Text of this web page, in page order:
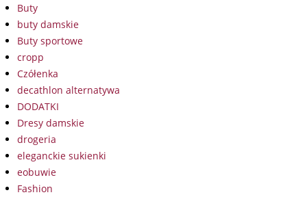
Buty
buty damskie
Buty sportowe
cropp
Czółenka
decathlon alternatywa
DODATKI
Dresy damskie
drogeria
eleganckie sukienki
eobuwie
Fashion